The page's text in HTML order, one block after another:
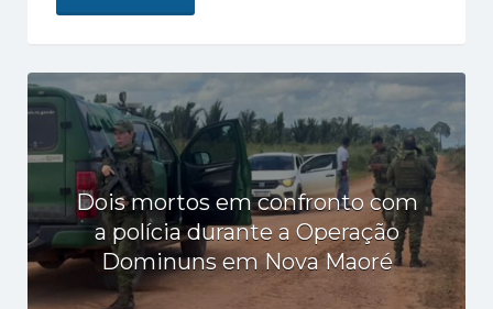
Dois mortos em confronto com
a polícia durante a Operação
Dominuns em Nova Maoré